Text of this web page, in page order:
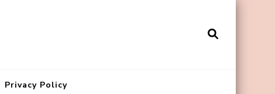
Privacy Policy